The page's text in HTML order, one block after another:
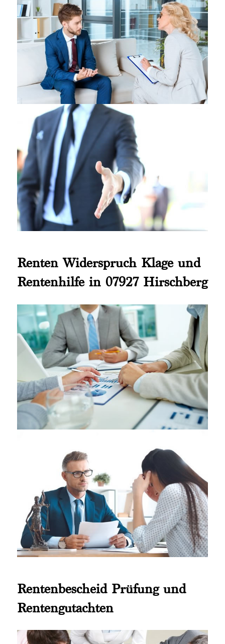
Renten Widerspruch Klage und
Rentenhilfe in 07927 Hirschberg
Rentenbescheid Prüfung und
Rentengutachten